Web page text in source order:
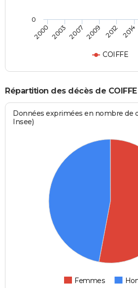
COIFFE
2000 200320072009 2012 2014
0
Répartition des décès de
Données exprimées en nombre de
Insee)
Femmes